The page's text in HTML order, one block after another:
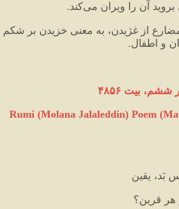
آن را ویران می‌کند.
و اطفال.
بیت ۴۸۵۶
Rumi (Molana Jalaleddin) Poem